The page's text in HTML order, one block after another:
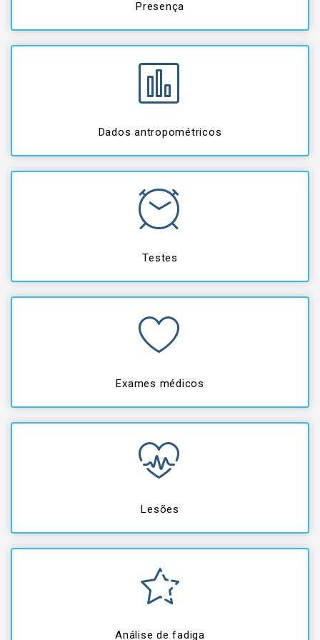
Presença
Dados antropométricos
Testes
Exames médicos
Lesões
Análise de fadiga